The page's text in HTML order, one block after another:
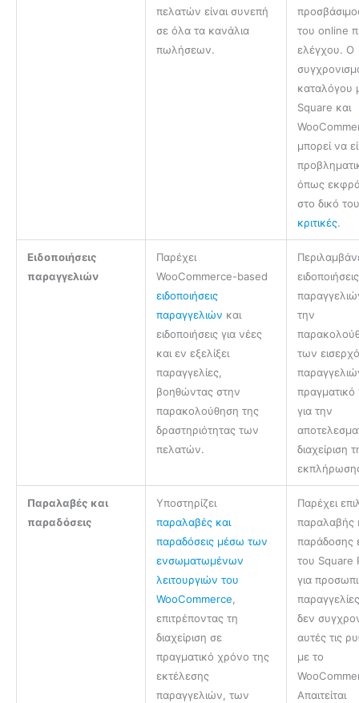
πελατών είναι συνεπή
σε όλα τα κανάλια
πωλήσεων.
του online
ελέγχου. Ο
καταλόγου
Square και
μπορεί να
όπως
στο δικό
κριτικές.
Ειδοποιήσεις
παραγγελιών
Παρέχει
WooCommerce-based
ειδοποιήσεις
παραγγελιών και
ειδοποιήσεις για νέες
και εν εξελίξει
παραγγελίες,
βοηθώντας στην
παρακολούθηση της
δραστηριότητας των
πελατών.
ειδοποιήσεις
την
των
για την
διαχείριση
Παραλαβές και
παραδόσεις
Υποστηρίζει
παραλαβές και
παραδόσεις μέσω των
ενσωματωμένων
λειτουργιών του
WooCommerce
επιτρέποντας τη
διαχείριση σε
πραγματικό χρόνο της
εκτέλεσης
παραγγελιών, των
Παρέχει
παραλαβής
παράδοσης
του Square
για
δεν
αυτές τις
με το
Απαιτείται